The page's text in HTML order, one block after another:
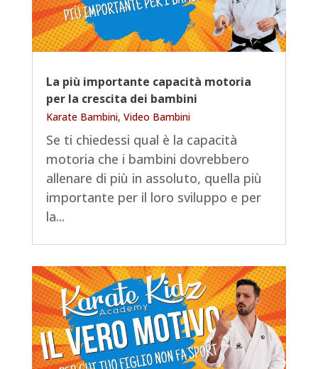
La più importante capacità motoria
per la crescita dei bambini
Karate Bambini, Video Bambini
Se ti chiedessi qual è la capacità
motoria che i bambini dovrebbero
allenare di più in assoluto, quella più
importante per il loro sviluppo e per
la...